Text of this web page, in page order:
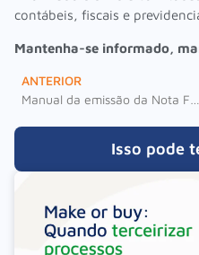
contábeis, fiscais e
Mantenha-se informado,
ANTERIOR
Isso pode